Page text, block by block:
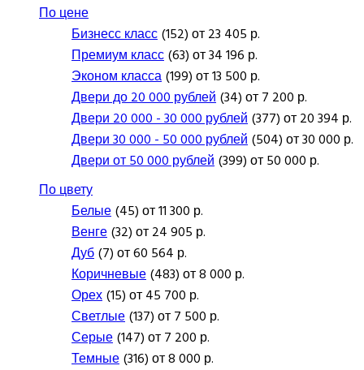
По цене
Бизнесс класс(152) от 23 405 р.
Премиум класс(63) от 34 196 р.
Эконом класса(199) от 13 500 р.
Двери до 20 000 рублей(34) от 7 200 р.
Двери 20 000 - 30 000 рублей(377) от 20 394 р.
Двери 30 000 - 50 000 рублей(504) от 30 000 р.
Двери от 50 000 рублей(399) от 50 000 р.
По цвету
Белые(45) от 11 300 р.
Венге(32) от 24 905 р.
Дуб(7) от 60 564 р.
Коричневые(483) от 8 000 р.
Орех(15) от 45 700 р.
Светлые(137) от 7 500 р.
Серые(147) от 7 200 р.
Темные(316) от 8 000 р.